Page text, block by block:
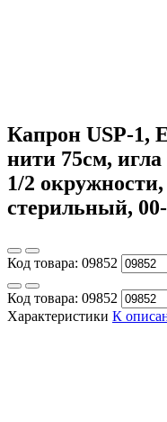
Капрон USP-1,
нити 75см,
1/2
стерильный,
Код товара: 09852
Код товара: 09852
Характеристики К